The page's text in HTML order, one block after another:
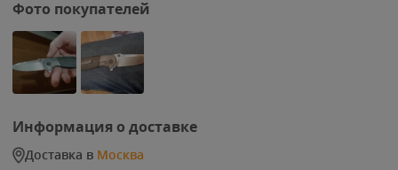
Фото покупателей
Информация о доставке
Доставка в Москва